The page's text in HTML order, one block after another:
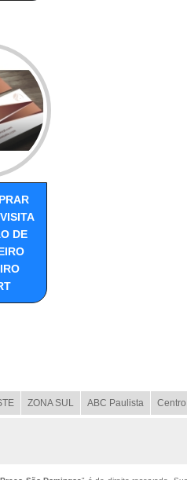
DE
ZONA SUL ABC Paulista Centro